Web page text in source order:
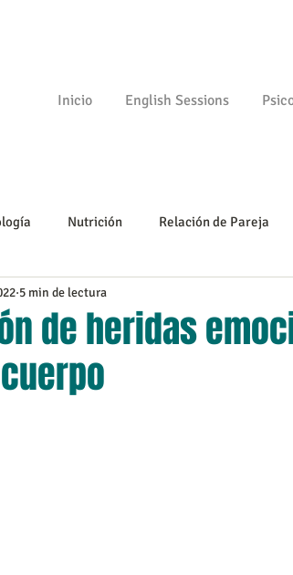
Inicio English Sessions
Nutrición Relación de Pareja
de heridas
5 min de lectura